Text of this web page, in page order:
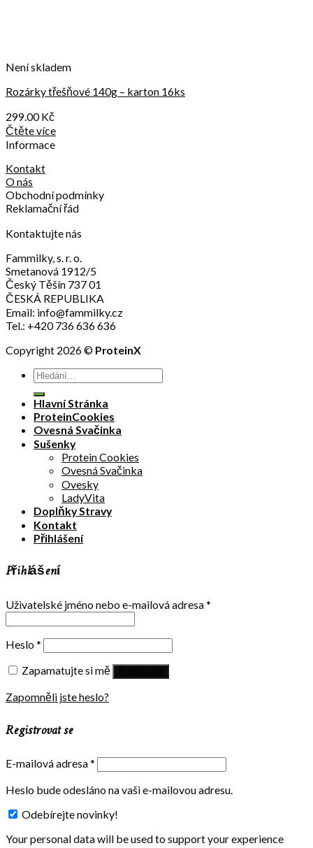
Není skladem
Rozárky třešňové 140g – karton 16ks
299.00Kč
Čtěte více
Informace
Kontakt
O nás
Obchodní podmínky
Reklamační řád
Kontaktujte nás
Fammilky, s. r. o.
Smetanová 1912/5
Český Těšín 737 01
ČESKÁ REPUBLIKA
Email: info@fammilky.cz
Tel.: +420 736 636 636
Copyright 2026 © ProteinX
Hledat:
Hlavní Stránka
ProteinCookies
Ovesná Svačinka
Sušenky
Protein Cookies
Ovesná Svačinka
Ovesky
LadyVita
Doplňky Stravy
Kontakt
Přihlášení
Přihlášení
Uživatelské jméno nebo e-mailová adresa*
Heslo *
Zapamatujte si mě
Zapomněli jste heslo?
Registrovat se
E-mailová adresa*
Heslo bude odesláno na vaši e-mailovou adresu.
Odebírejte novinky!
Your personal data will be used to support your experience